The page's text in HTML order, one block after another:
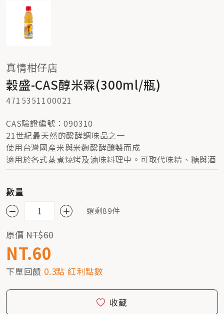
真情柑仔店
穀盛-CAS醇米霖(300ml/瓶)
4715351100021
CAS驗證編號：090310
21世紀最天然的醱酵調味品之一
使用台灣國產米與米麴醱酵釀製而成
適用於各式蒸煮燒烤及滷味料理中。可取代味精、糖與酒
數量
還剩89件
原價NT$60
NT.60
下單回饋 0.3點 紅利點數
收藏